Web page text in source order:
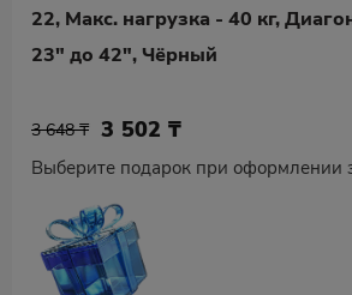
22, Макс. нагрузка - 40 кг,
23" до 42", Чёрный
3 648 ₸ 3 502₸
Выберите подарок при оформлении